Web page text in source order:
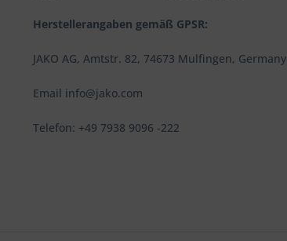
Herstellerangaben gemäß GPSR:
JAKO AG, Amtstr. 82, 74673 Mulfingen, Germany
Email info@jako.com
Telefon: +49 7938 9096 -222